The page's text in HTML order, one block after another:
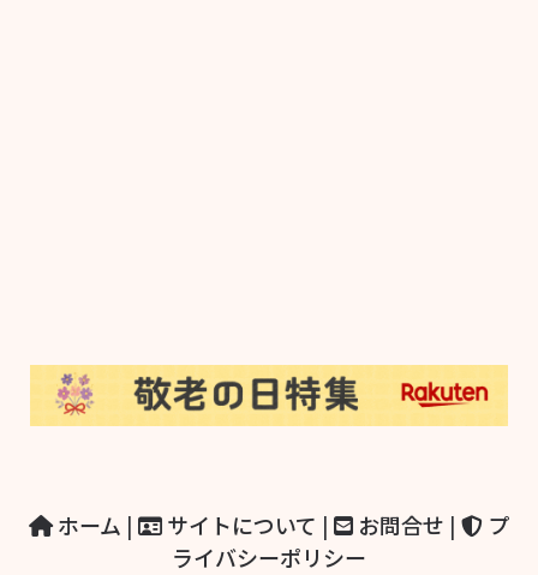
ホーム | サイトについて | お問合せ |
プ
ライバシーポリシー